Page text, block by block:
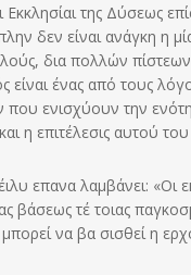
της Δύσεως
δεν είναι ανάγκη η
δια πολλών
είναι ένας από τους
που ενισχύουν την
η επιτέλεσις αυτού
επανα λαμβάνει:
βάσεως τέ τοιας
να βα σισθεί η